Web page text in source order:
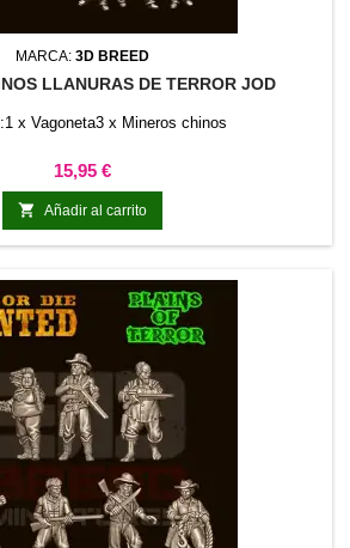
MARCA: 3D BREED
LLANURAS DE TERROR JOD
x Vagoneta3 x Mineros chinos
Precio
15,95 €
 Añadir al carrito